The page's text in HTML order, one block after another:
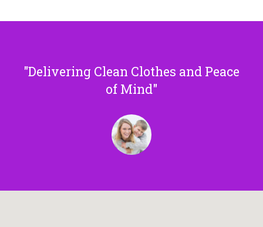
Delivering Clean Clothes and Peace
of Mind